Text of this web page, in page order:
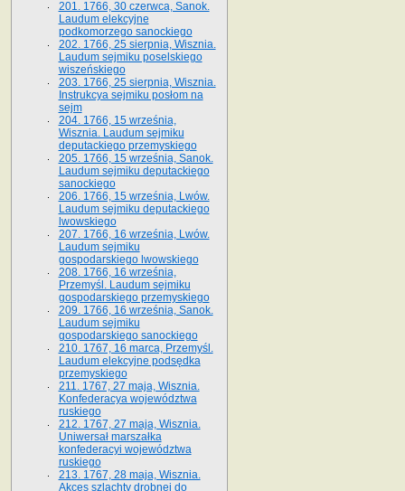
201. 1766, 30 czerwca, Sanok.
Laudum elekcyjne
podkomorzego sanockiego
202. 1766, 25 sierpnia, Wisznia.
Laudum sejmiku poselskiego
wiszeńskiego
203. 1766, 25 sierpnia, Wisznia.
Instrukcya sejmiku posłom na
sejm
204. 1766, 15 września,
Wisznia. Laudum sejmiku
deputackiego przemyskiego
205. 1766, 15 września, Sanok.
Laudum sejmiku deputackiego
sanockiego
206. 1766, 15 września, Lwów.
Laudum sejmiku deputackiego
lwowskiego
207. 1766, 16 września, Lwów.
Laudum sejmiku
gospodarskiego lwowskiego
208. 1766, 16 września,
Przemyśl. Laudum sejmiku
gospodarskiego przemyskiego
209. 1766, 16 września, Sanok.
Laudum sejmiku
gospodarskiego sanockiego
210. 1767, 16 marca, Przemyśl.
Laudum elekcyjne podsędka
przemyskiego
211. 1767, 27 maja, Wisznia.
Konfederacya województwa
ruskiego
212. 1767, 27 maja, Wisznia.
Uniwersał marszałka
konfederacyi województwa
ruskiego
213. 1767, 28 maja, Wisznia.
Akces szlachty drobnej do